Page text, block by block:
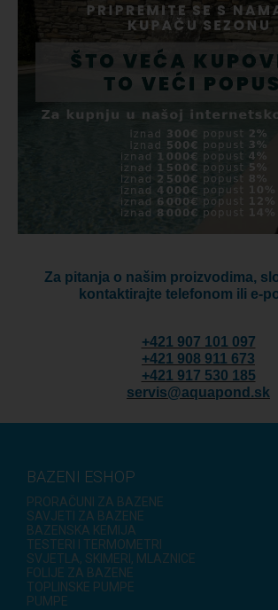
Za pitanja o našim proizvodima,
kontaktirajte telefonom ili e-
+421 907 101 097
+421 908 911 673
+421 917 530 185
servis@aquapond.sk
BAZENI ESHOP
PRORAČUNI ZA BAZENE
SAVJETI ZA BAZENE
BAZENSKA KEMIJA
TESTERI I TERMOMETRI
SVJETLA, SKIMERI, MLAZNICE
FOLIJE ZA BAZENE
TOPLINSKE PUMPE
PUMPE